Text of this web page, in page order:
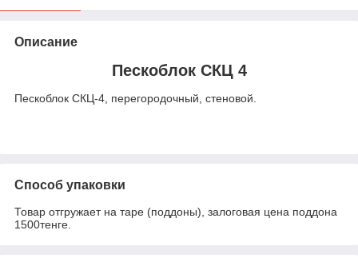
Описание
Пескоблок СКЦ 4
Пескоблок СКЦ-4, перегородочный, стеновой.
Способ упаковки
Товар отгружает на таре (поддоны), залоговая цена поддона
1500тенге.